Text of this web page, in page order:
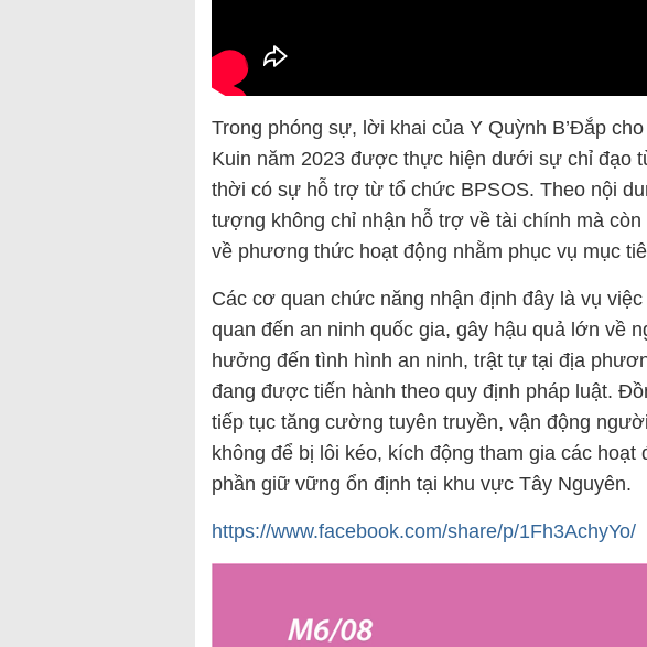
Trong phóng sự, lời khai của Y Quỳnh B’Đắp
Kuin năm 2023 được thực hiện dưới sự chỉ đạo
thời có sự hỗ trợ từ tổ chức BPSOS. Theo nội
tượng không chỉ nhận hỗ trợ về tài chính mà
về phương thức hoạt động nhằm phục vụ mục
Các cơ quan chức năng nhận định đây là vụ
quan đến an ninh quốc gia, gây hậu quả lớn về
hưởng đến tình hình an ninh, trật tự tại địa
đang được tiến hành theo quy định pháp luật.
tiếp tục tăng cường tuyên truyền, vận động
không để bị lôi kéo, kích động tham gia các hoạt
phần giữ vững ổn định tại khu vực Tây Nguyên.
https://www.facebook.com/share/p/1Fh3AchyYo/